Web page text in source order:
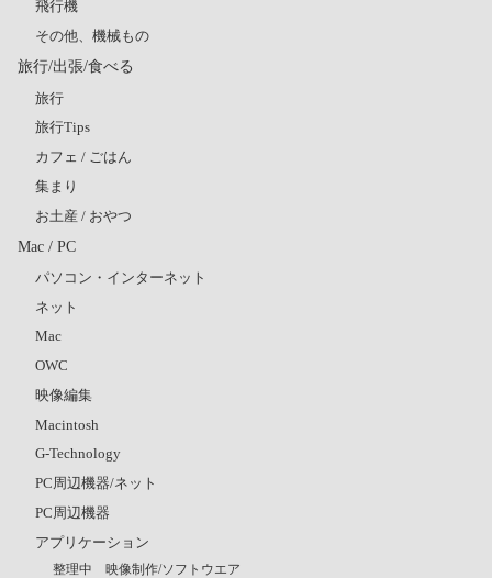
飛行機
その他、機械もの
旅行/出張/食べる
旅行
旅行Tips
カフェ / ごはん
集まり
お土産 / おやつ
Mac / PC
パソコン・インターネット
ネット
Mac
OWC
映像編集
Macintosh
G-Technology
PC周辺機器/ネット
PC周辺機器
アプリケーション
整理中 映像制作/ソフトウエア